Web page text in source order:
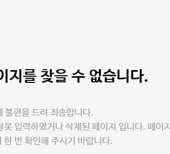
지를 찾을 수 없습니다.
불편을 드려 죄송합니다.
입력하였거나 삭제된 페이지 입니다. 페이지
한 번 확인해 주시기 바랍니다.